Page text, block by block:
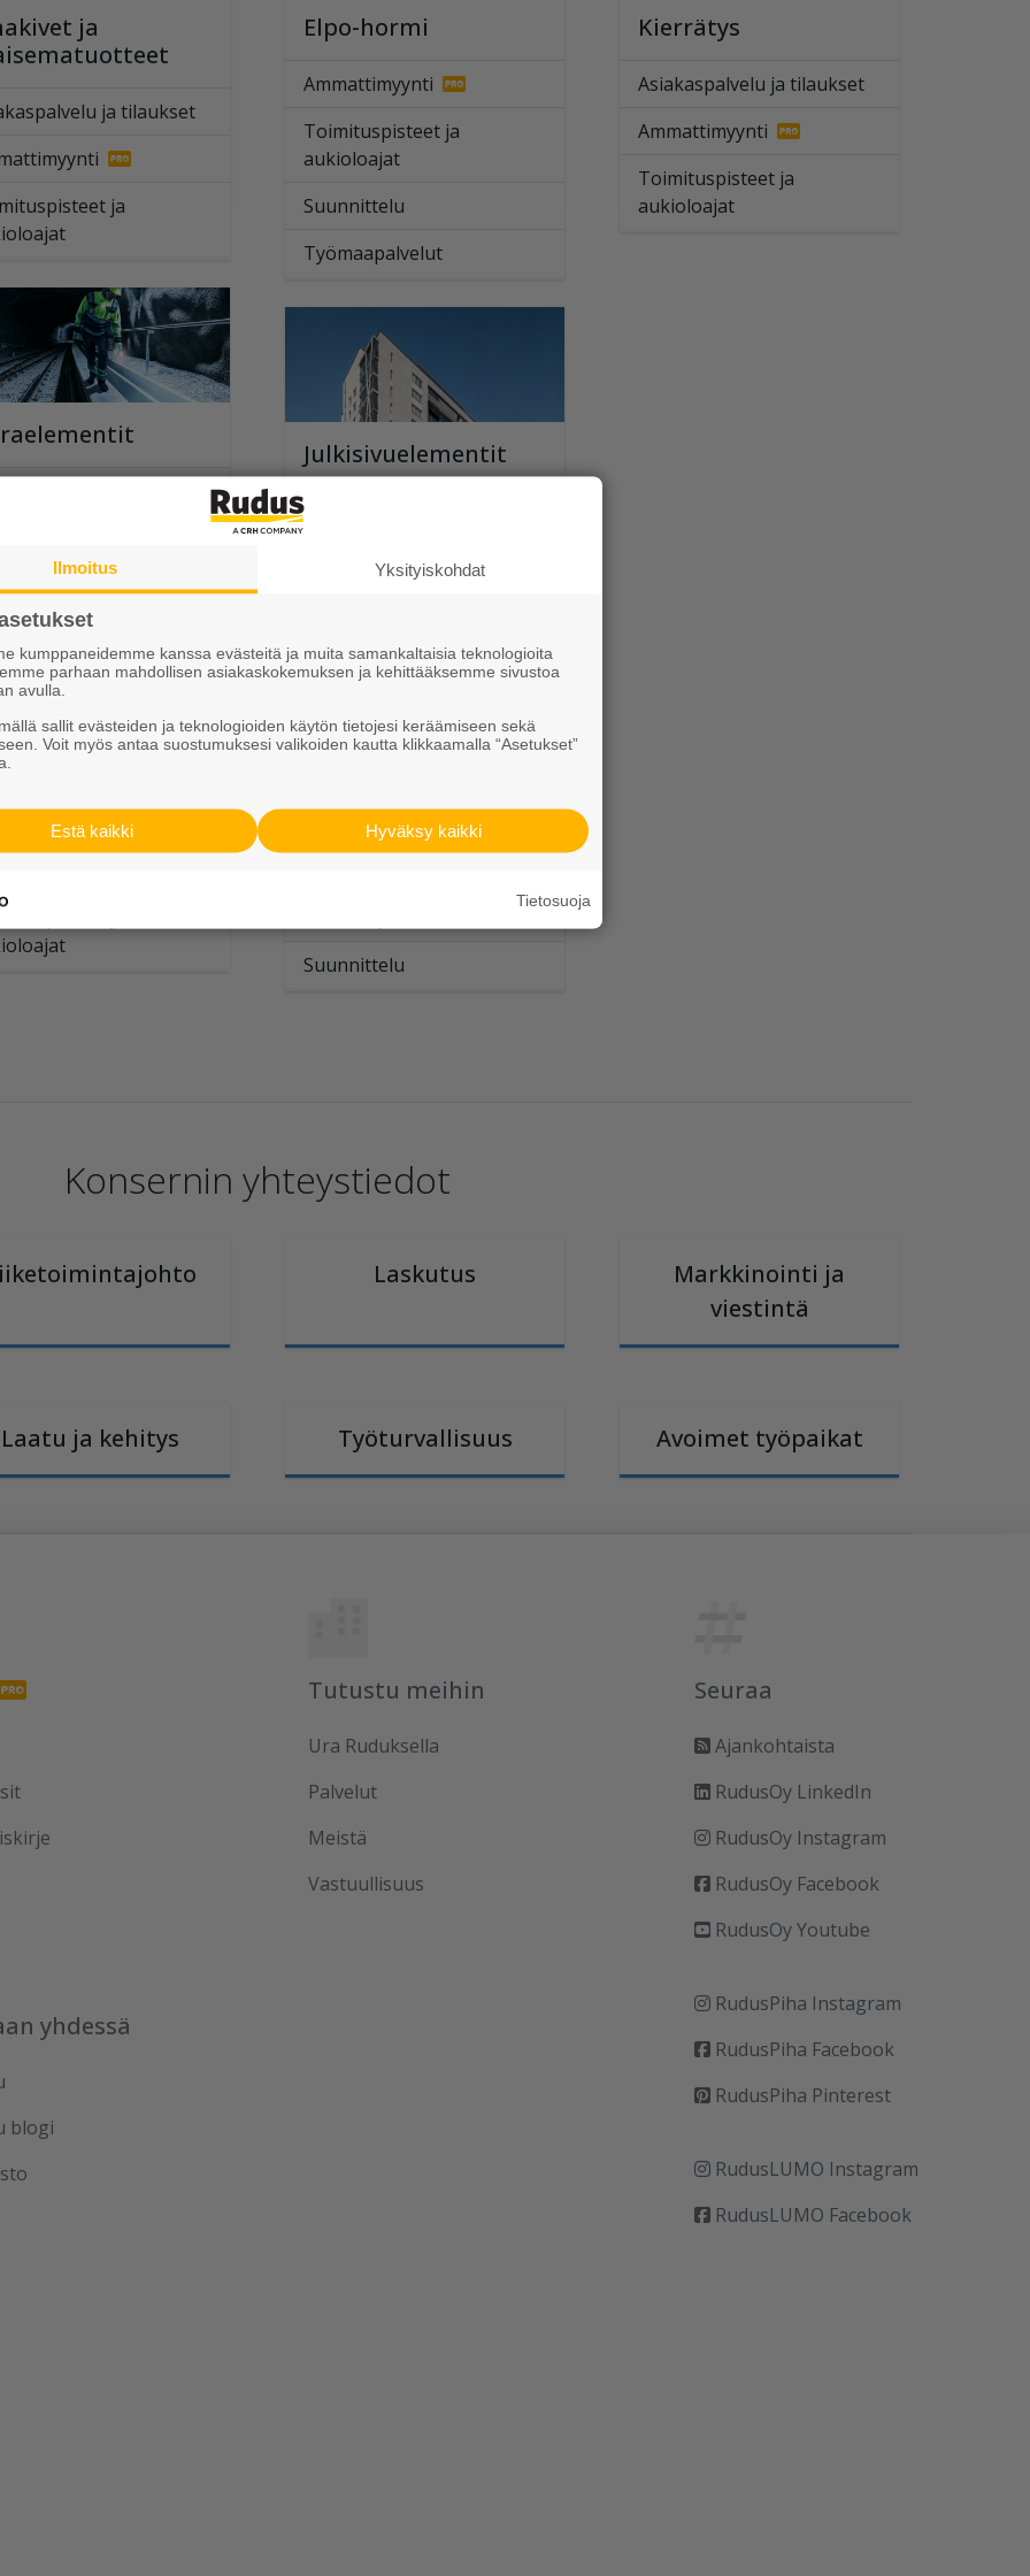
ja
ja tilaukset
ja
ja putket
ja tilaukset
Elpo-hormi
Ammattimyynti
Toimituspisteet ja
aukioloajat
Suunnittelu
Työmaapalvelut
Julkisivuelementit
Ammattimyynti
Toimituspisteet ja
Ammattimyynti
Suunnittelu
Kierrätys
Asiakaspalvelu ja tilaukset
Ammattimyynti
Toimituspisteet ja
aukioloajat
Konsernin yhteystiedot
Laskutus
Markkinointi ja
viestintä
Laatu ja kehitys Työturvallisuus Avoimet työpaikat
yhdessä
blogi
Tutustu meihin
Ura Ruduksella
Palvelut
Meistä
Vastuullisuus
Seuraa
Ajankohtaista
RudusOy LinkedIn
RudusOy Instagram
RudusOy Facebook
RudusOy Youtube
RudusPiha Instagram
RudusPiha Facebook
RudusPiha Pinterest
RudusLUMO Instagram
RudusLUMO Facebook
Ilmoitus Yksityiskohdat
kumppaneidemme kanssa evästeitä ja muita samankaltaisia teknologioita
parhaan mahdollisen asiakaskokemuksen ja kehittääksemme sivustoa
avulla.
sallit evästeiden ja teknologioiden käytön tietojesi keräämiseen sekä
Voit myös antaa suostumuksesi valikoiden kautta klikkaamalla “Asetukset”
Hyväksy kaikki
Estä kaikki
Tietosuoja